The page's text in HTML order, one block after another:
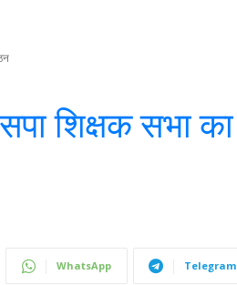
शिक्षक सभा का
WhatsApp Telegram